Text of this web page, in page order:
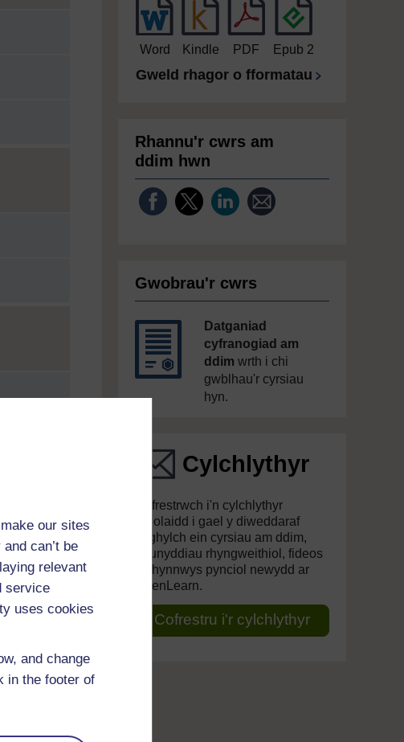
our sites
can’t be
relevant
service
uses cookies
and change
in the footer of
Word Kindle PDF Epub 2
Gweld rhagor o fformatau
Rhannu'r cwrs am
ddim hwn
Gwobrau'r cwrs
Datganiad
cyfranogiad am
ddim wrth i chi
gwblhau'r cyrsiau
hyn.
Cylchlythyr
Cofrestrwch i'n cylchlythyr
rheolaidd i gael y diweddaraf
ynghylch ein cyrsiau am ddim,
deunyddiau rhyngweithiol, fideos
a chynnwys pynciol newydd ar
OpenLearn.
Cofrestru i'r cylchlythyr